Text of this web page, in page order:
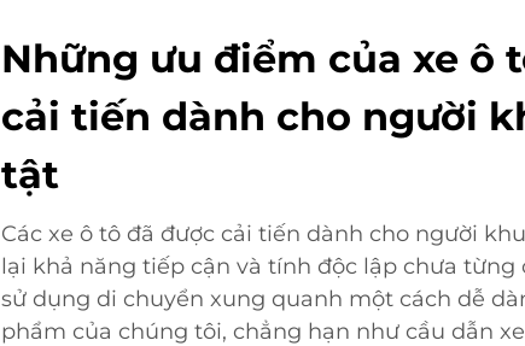
Những ưu điểm của xe ô
cải tiến dành cho người
tật
Các xe ô tô đã được cải tiến dành cho người
lại khả năng tiếp cận và tính độc lập chưa từng
sử dụng di chuyển xung quanh một cách dễ
phẩm của chúng tôi, chẳng hạn như cầu dẫn